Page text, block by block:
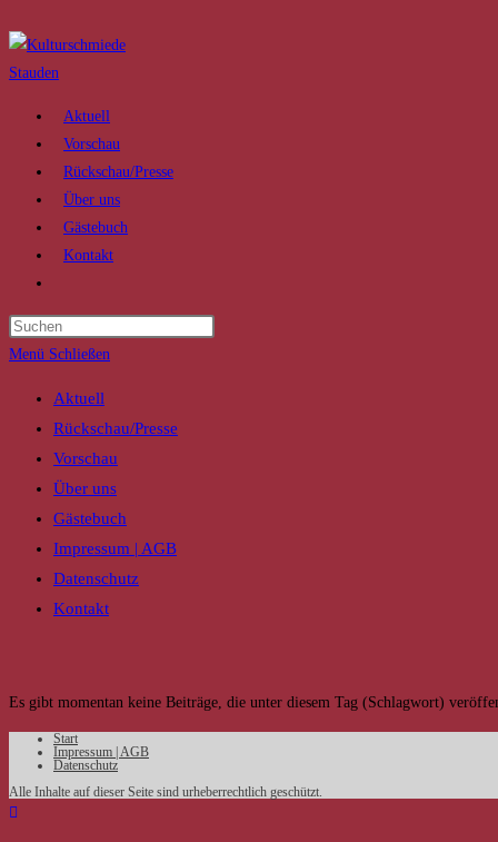
Inhalt
springen
Aktuell
Vorschau
Rückschau/Presse
Über uns
Gästebuch
Kontakt
umschalten
Menü Schließen
Aktuell
Rückschau/Presse
Vorschau
Über uns
Gästebuch
Impressum | AGB
Datenschutz
Kontakt
Es gibt momentan keine Beiträge, die unter diesem Tag (Schlagwort)
Start
Impressum | AGB
Datenschutz
Alle Inhalte auf dieser Seite sind urheberrechtlich geschützt.